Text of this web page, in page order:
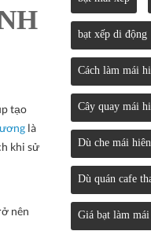
tạo
là
khi sử
nên
bạt xếp di động
Cách làm mái
Cây quay mái
Dù che mái hiên
Dù quán cafe
Giá bạt làm